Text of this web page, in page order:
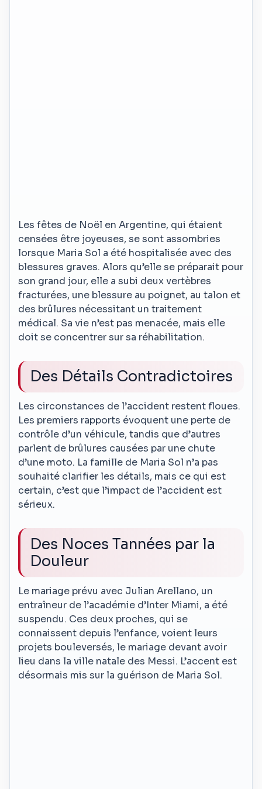
Les fêtes de Noël en Argentine, qui étaient
censées être joyeuses, se sont assombries
lorsque Maria Sol a été hospitalisée avec des
blessures graves. Alors qu’elle se préparait pour
son grand jour, elle a subi deux vertèbres
fracturées, une blessure au poignet, au talon et
des brûlures nécessitant un traitement
médical. Sa vie n’est pas menacée, mais elle
doit se concentrer sur sa réhabilitation.
Des Détails Contradictoires
Les circonstances de l’accident restent floues.
Les premiers rapports évoquent une perte de
contrôle d’un véhicule, tandis que d’autres
parlent de brûlures causées par une chute
d’une moto. La famille de Maria Sol n’a pas
souhaité clarifier les détails, mais ce qui est
certain, c’est que l’impact de l’accident est
sérieux.
Des Noces Tannées par la
Douleur
Le mariage prévu avec Julian Arellano, un
entraîneur de l’académie d’Inter Miami, a été
suspendu. Ces deux proches, qui se
connaissent depuis l’enfance, voient leurs
projets bouleversés, le mariage devant avoir
lieu dans la ville natale des Messi. L’accent est
désormais mis sur la guérison de Maria Sol.